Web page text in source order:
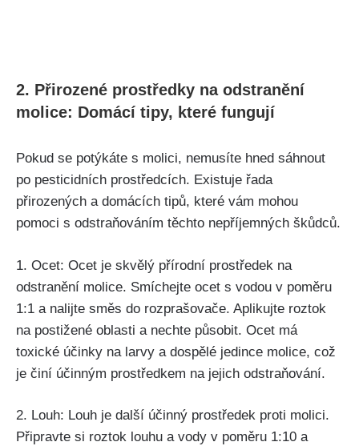
2. Přirozené prostředky ​na odstranění
molice: Domácí⁤ tipy, které fungují
Pokud se potýkáte s molici, nemusíte hned sáhnout
po ‌pesticidních ⁣prostředcích. Existuje řada
přirozených a domácích tipů, které vám mohou
pomoci s odstraňováním těchto nepříjemných škůdců.
1. Ocet: Ocet je skvělý ​přírodní prostředek na
odstranění molice. Smíchejte ocet s vodou⁤ v poměru
1:1 ⁣a nalijte směs do rozprašovače. Aplikujte ​roztok
na postižené oblasti a nechte působit. Ocet má
toxické účinky⁤ na larvy a dospělé jedince molice, což
je činí účinným prostředkem na jejich odstraňování.
2. Louh: Louh⁣ je další účinný ‍prostředek proti molici.
Připravte si roztok louhu a vody v poměru 1:10 a